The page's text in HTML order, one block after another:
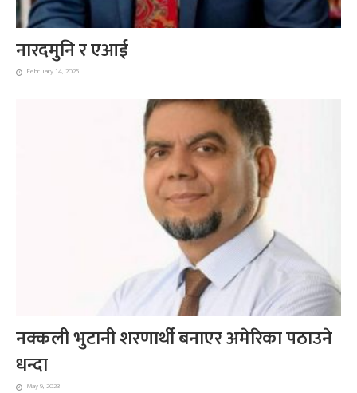
नारदमुनि र एआई
February 14, 2025
नक्कली भुटानी शरणार्थी बनाएर अमेरिका पठाउने
धन्दा
May 9, 2023